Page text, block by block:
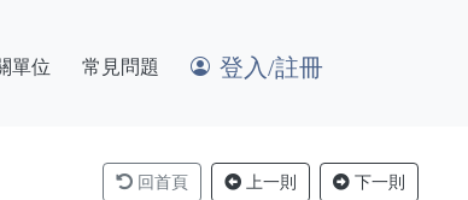
單位 常見問題 登入/註冊
回首頁 上一則 下一則